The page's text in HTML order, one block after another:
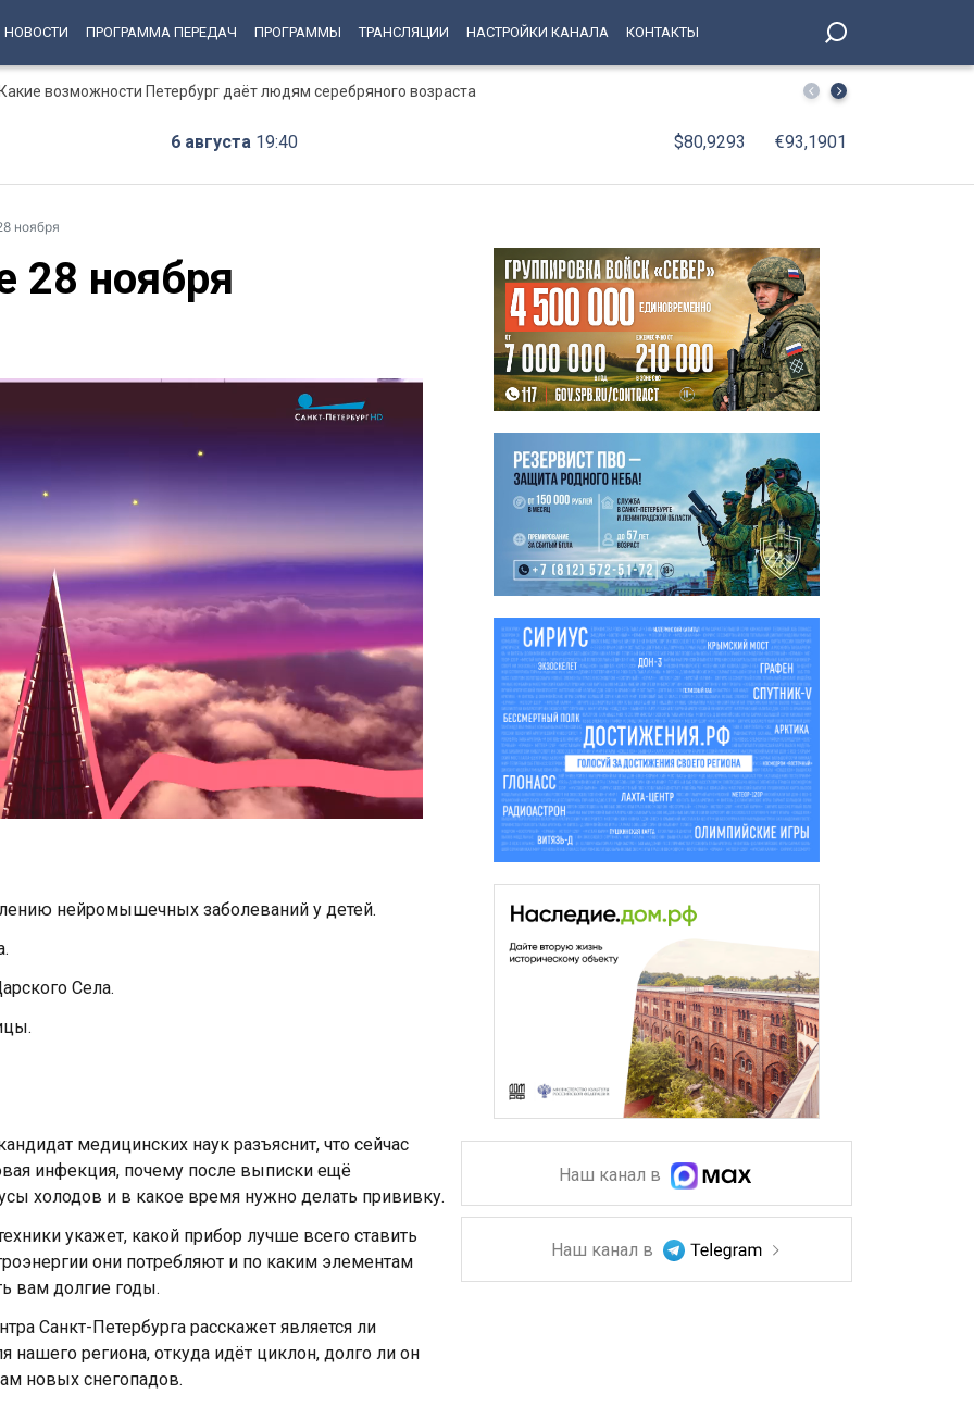
НОВОСТИ ПРОГРАММА ПЕРЕДАЧ ПРОГРАММЫ ТРАНСЛЯЦИИ НАСТРОЙКИ КАНАЛА КОНТАКТЫ
возможности Петербург даёт людям серебряного возраста Наталья Чечина рассказала о подготовке
6 августа 19:40 $80,9293 €93,1901
ноября
28 ноября
нейромышечных заболеваний у детей.
Села.
медицинских наук разъяснит, что сейчас
инфекция, почему после выписки ещё
холодов и в какое время нужно делать прививку.
укажет, какой прибор лучше всего ставить
они потребляют и по каким элементам
вам долгие годы.
Санкт-Петербурга расскажет является ли
региона, откуда идёт циклон, долго ли он
новых снегопадов.
Наш канал в
Наш канал в